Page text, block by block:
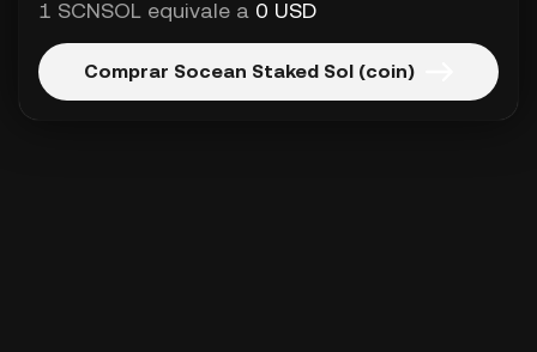
1 SCNSOL equivale a 0 USD
Comprar Socean Staked Sol (coin)